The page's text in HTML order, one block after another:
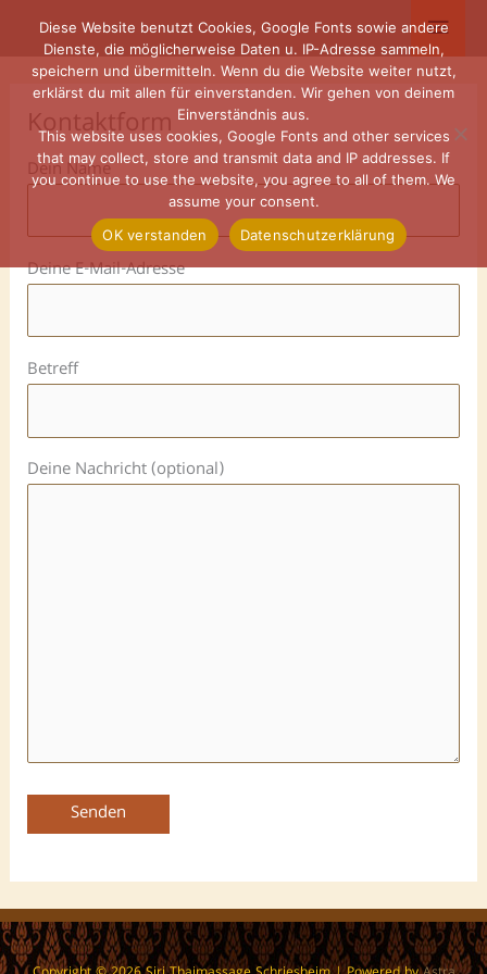
Inhalt
springen
Kontaktform
Dein Name
Deine E-Mail-Adresse
Betreff
Deine Nachricht (optional)
Diese Website benutzt Cookies, Google Fonts sowie andere
Dienste, die möglicherweise Daten u. IP-Adresse sammeln,
speichern und übermitteln. Wenn du die Website weiter nutzt,
erklärst du mit allen für einverstanden. Wir gehen von deinem
Einverständnis aus.
This website uses cookies, Google Fonts and other services
that may collect, store and transmit data and IP addresses. If
you continue to use the website, you agree to all of them. We
assume your consent.
OK verstanden
Datenschutzerklärung